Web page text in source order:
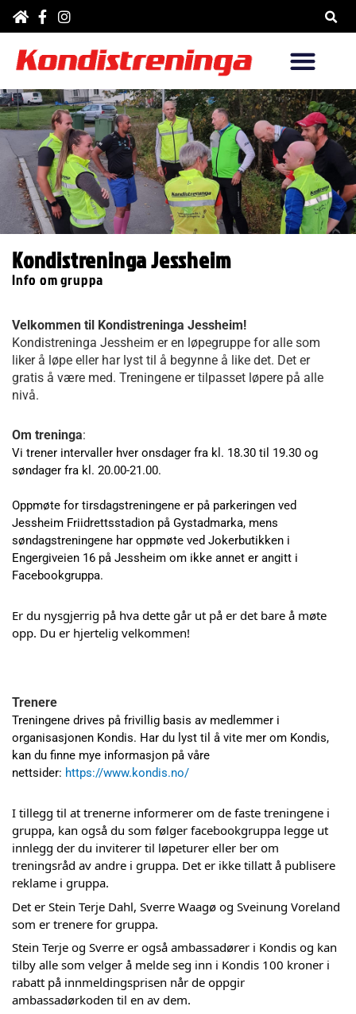
Hopp
rett
innholdet
Kondistreninga Jessheim
Info om gruppa
Velkommen til Kondistreninga Jessheim!
Kondistreninga Jessheim er en løpegruppe for alle som
liker å løpe eller har lyst til å begynne å like det. Det er
gratis å være med. Treningene er tilpasset løpere på alle
nivå.
Om treninga:
Vi trener intervaller hver onsdager fra kl. 18.30 til 19.30 og
søndager fra kl. 20.00-21.00.
Oppmøte for tirsdagstreningene er på parkeringen ved
Jessheim Friidrettsstadion på Gystadmarka, mens
søndagstreningene har oppmøte ved Jokerbutikken i
Engergiveien 16 på Jessheim om ikke annet er angitt i
Facebookgruppa.
Er du nysgjerrig på hva dette går ut på er det bare å møte
opp. Du er hjertelig velkommen!
Trenere
Treningene drives på frivillig basis av medlemmer i
organisasjonen Kondis. Har du lyst til å vite mer om Kondis,
kan du finne mye informasjon på våre
nettsider: https://www.kondis.no/
I tillegg til at trenerne informerer om de faste treningene i
gruppa, kan også du som følger facebookgruppa legge ut
innlegg der du inviterer til løpeturer eller ber om
treningsråd av andre i gruppa. Det er ikke tillatt å publisere
reklame i gruppa.
Det er Stein Terje Dahl, Sverre Waagø og Sveinung Voreland
som er trenere for gruppa.
Stein Terje og Sverre er også ambassadører i Kondis og kan
tilby alle som velger å melde seg inn i Kondis 100 kroner i
rabatt på innmeldingsprisen når de oppgir
ambassadørkoden til en av dem.